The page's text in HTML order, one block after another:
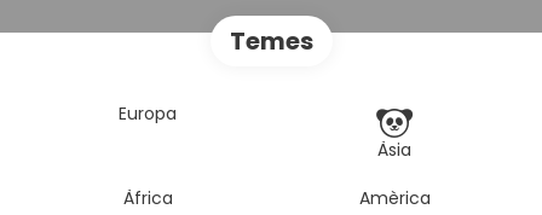
Temes
Europa
Àsia
Àfrica
Amèrica